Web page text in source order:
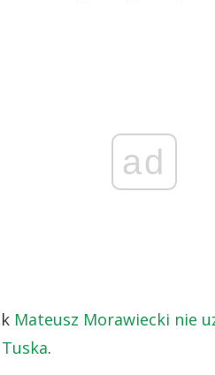
ad
Mateusz Morawiecki nie
.